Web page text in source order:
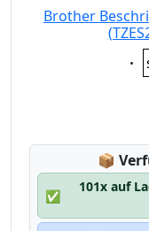
Brother
📦
✅
101x auf